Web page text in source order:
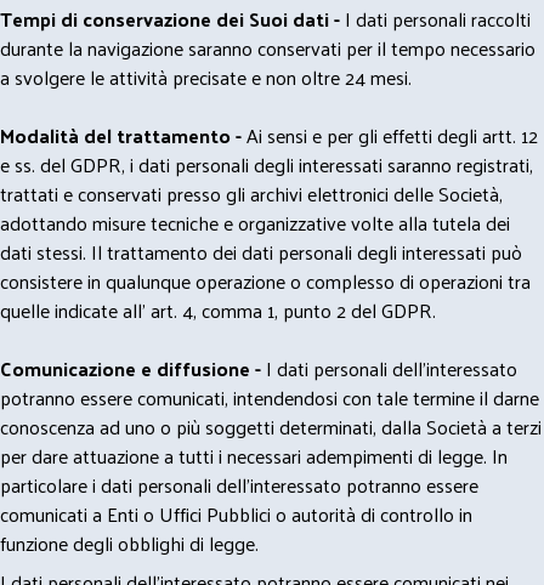
Tempi di conservazione dei Suoi dati -I dati personali raccolti
durante la navigazione saranno conservati per il tempo necessario
a svolgere le attività precisate e non oltre 24 mesi.
Modalità del trattamento -Ai sensi e per gli effetti degli artt. 12
e ss. del GDPR, i dati personali degli interessati saranno registrati,
trattati e conservati presso gli archivi elettronici delle Società,
adottando misure tecniche e organizzative volte alla tutela dei
dati stessi. Il trattamento dei dati personali degli interessati può
consistere in qualunque operazione o complesso di operazioni tra
quelle indicate all' art. 4, comma 1, punto 2 del GDPR.
Comunicazione e diffusione -I dati personali dell’interessato
potranno essere comunicati, intendendosi con tale termine il darne
conoscenza ad uno o più soggetti determinati, dalla Società a terzi
per dare attuazione a tutti i necessari adempimenti di legge. In
particolare i dati personali dell’interessato potranno essere
comunicati a Enti o Uffici Pubblici o autorità di controllo in
funzione degli obblighi di legge.